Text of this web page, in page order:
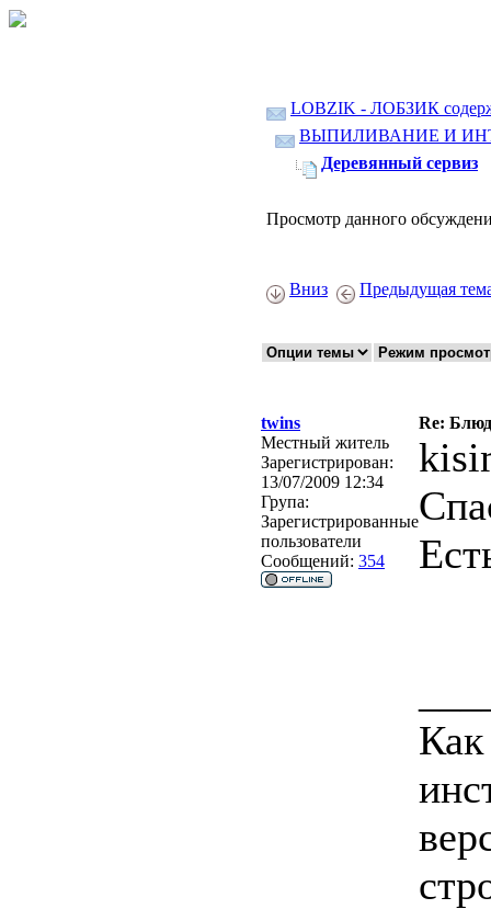
LOBZIK - ЛОБЗИК
ВЫПИЛИВАНИЕ И
Деревянный сервиз
Просмотр данного
Вниз Предыдущая
twins
Re:
Местный житель
Зарегистрирован:
13/07/2009 12:34
Група:
Зарегистрированные
пользователи
Сообщений: 354